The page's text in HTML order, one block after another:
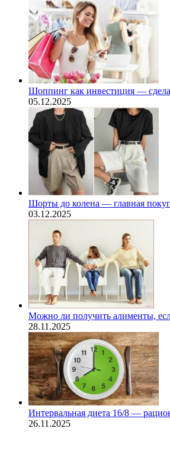
Шоппинг как инвестиция —
05.12.2025
Шорты до колена — главная
03.12.2025
Можно ли получить алименты,
28.11.2025
Интервальная диета 16/8 —
26.11.2025